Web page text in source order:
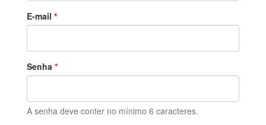
E-mail
Senha
A senha deve conter no mínimo 6 caracteres.